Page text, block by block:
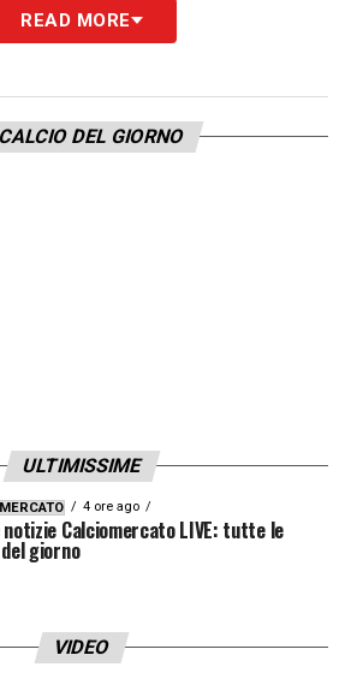
Lopez, la offre a Ilicic che lo
gol del 2-0 per la Dea.
di partenza di Ilicic.
READ MORE
DEL GIORNO
ULTIMISSIME
4 ore ago
notizie Calciomercato LIVE: tutte le
giorno
VIDEO